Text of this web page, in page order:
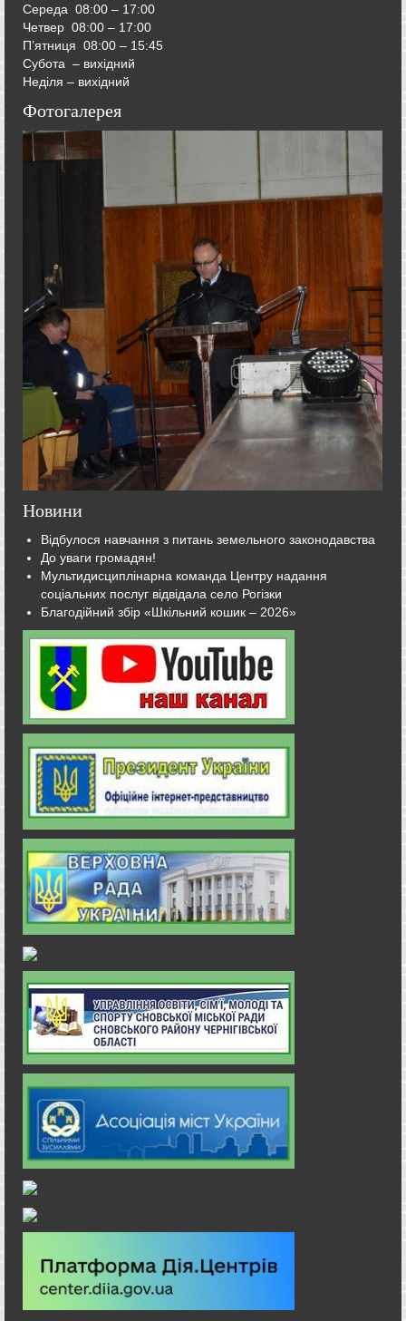
Середа 08:00 – 17:00
Четвер 08:00 – 17:00
П’ятниця 08:00 – 15:45
Субота – вихідний
Неділя – вихідний
Фотогалерея
Новини
Відбулося навчання з питань земельного законодавства
До уваги громадян!
Мультидисциплінарна команда Центру надання
соціальних послуг відвідала село Рогізки
Благодійний збір «Шкільний кошик – 2026»